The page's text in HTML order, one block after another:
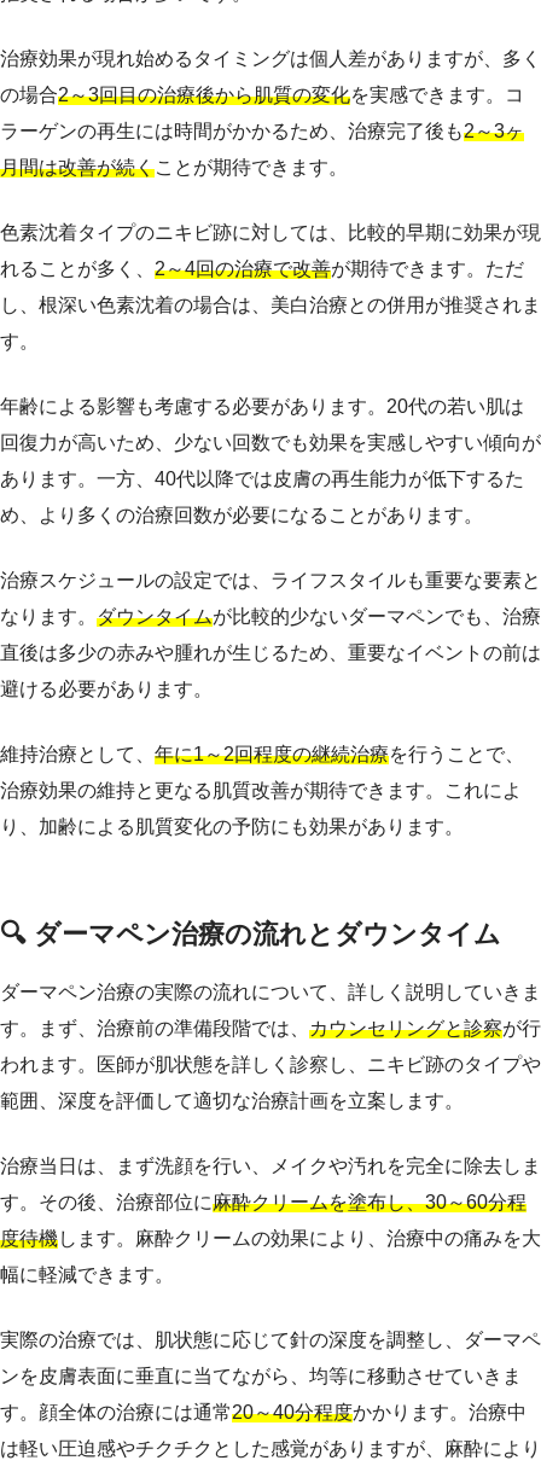
治療効果が現れ始めるタイミングは個人差がありますが、多く
の場合2～3回目の治療後から肌質の変化を実感できます。コ
ラーゲンの再生には時間がかかるため、治療完了後も2～3ヶ
月間は改善が続くことが期待できます。
色素沈着タイプのニキビ跡に対しては、比較的早期に効果が現
れることが多く、 2～4回の治療で改善が期待できます。ただ
し、根深い色素沈着の場合は、美白治療との併用が推奨されま
す。
年齢による影響も考慮する必要があります。20代の若い肌は
回復力が高いため、少ない回数でも効果を実感しやすい傾向が
あります。一方、40代以降では皮膚の再生能力が低下するた
め、より多くの治療回数が必要になることがあります。
治療スケジュールの設定では、ライフスタイルも重要な要素と
なります。 ダウンタイムが比較的少ないダーマペンでも、治療
直後は多少の赤みや腫れが生じるため、重要なイベントの前は
避ける必要があります。
維持治療として、 年に1～2回程度の継続治療を行うことで、
治療効果の維持と更なる肌質改善が期待できます。これによ
り、加齢による肌質変化の予防にも効果があります。
🔍 ダーマペン治療の流れとダウンタイム
ダーマペン治療の実際の流れについて、詳しく説明していきま
す。まず、治療前の準備段階では、 カウンセリングと診察が行
われます。医師が肌状態を詳しく診察し、ニキビ跡のタイプや
範囲、深度を評価して適切な治療計画を立案します。
治療当日は、まず洗顔を行い、メイクや汚れを完全に除去しま
す。その後、治療部位に麻酔クリームを塗布し、30～60分程
度待機します。麻酔クリームの効果により、治療中の痛みを大
幅に軽減できます。
実際の治療では、肌状態に応じて針の深度を調整し、ダーマペ
ンを皮膚表面に垂直に当てながら、均等に移動させていきま
す。顔全体の治療には通常20～40分程度かかります。治療中
は軽い圧迫感やチクチクとした感覚がありますが、麻酔により